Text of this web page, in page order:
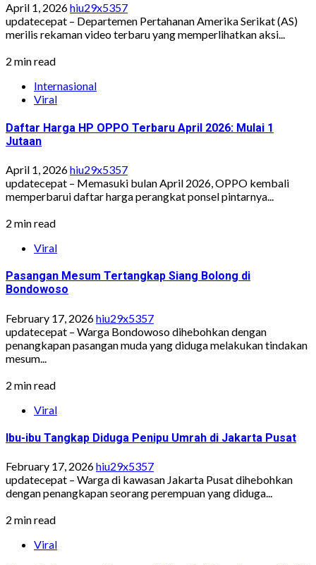
April 1, 2026hiu29x5357
updatecepat – Departemen Pertahanan Amerika Serikat (AS)
merilis rekaman video terbaru yang memperlihatkan aksi...
2 min read
Internasional
Viral
Daftar Harga HP OPPO Terbaru April 2026: Mulai 1
Jutaan
April 1, 2026hiu29x5357
updatecepat – Memasuki bulan April 2026, OPPO kembali
memperbarui daftar harga perangkat ponsel pintarnya...
2 min read
Viral
Pasangan Mesum Tertangkap Siang Bolong di
Bondowoso
February 17, 2026hiu29x5357
updatecepat – Warga Bondowoso dihebohkan dengan
penangkapan pasangan muda yang diduga melakukan tindakan
mesum...
2 min read
Viral
Ibu-ibu Tangkap Diduga Penipu Umrah di Jakarta Pusat
February 17, 2026hiu29x5357
updatecepat – Warga di kawasan Jakarta Pusat dihebohkan
dengan penangkapan seorang perempuan yang diduga...
2 min read
Viral